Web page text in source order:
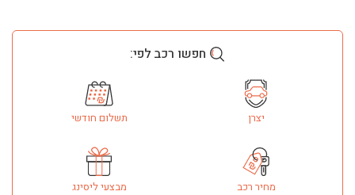
חפשו רכב לפי:
יצרן תשלום חודשי
מחיר רכב מבצעי ליסינג